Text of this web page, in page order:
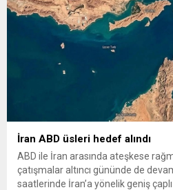
İran ABD üsleri hedef alındı
ABD ile İran arasında ateşkese
çatışmalar altıncı gününde de
saatlerinde İran’a yönelik geniş